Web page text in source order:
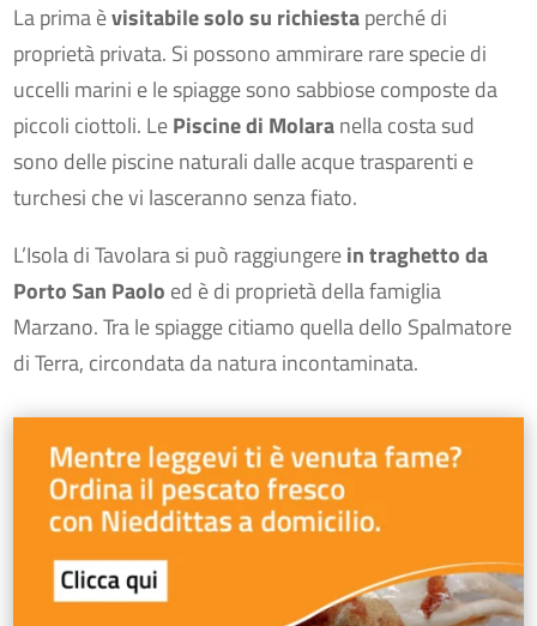
La prima èvisitabile solo su richiestaperché di
proprietà privata. Si possono ammirare rare specie di
uccelli marini e le spiagge sono sabbiose composte da
piccoli ciottoli. LePiscine di Molaranella costa sud
sono delle piscine naturali dalle acque trasparenti e
turchesi che vi lasceranno senza fiato.
L’Isola di Tavolara si può raggiungerein traghetto da
Porto San Paolo ed è di proprietà della famiglia
Marzano. Tra le spiagge citiamo quella dello Spalmatore
di Terra, circondata da natura incontaminata.